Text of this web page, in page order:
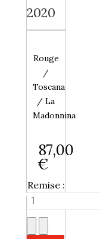
2020
Rouge
/
Toscana
/ La
Madonnina
87,00
€
Remise :